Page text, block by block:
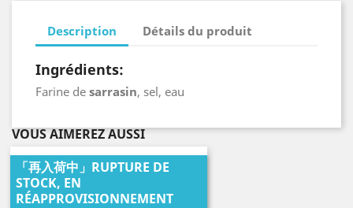
Description Détails du produit
Ingrédients:
Farine de sarrasin, sel, eau
VOUS AIMEREZ AUSSI
「再入荷中」RUPTURE DE
STOCK, EN
RÉAPPROVISIONNEMENT